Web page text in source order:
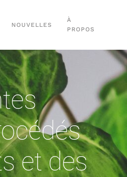
NOUVELLES
À
PROPOS
et des